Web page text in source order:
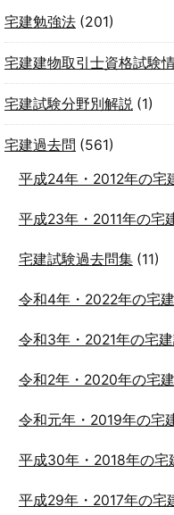
宅建勉強法 (201)
宅建建物取引士資格試験
宅建試験分野別解説 (1)
宅建過去問 (561)
平成24年・2012年の宅
平成23年・2011年の宅
宅建試験過去問集(11)
令和4年・2022年の宅
令和3年・2021年の宅
令和2年・2020年の宅
令和元年・2019年の宅
平成30年・2018年の宅
平成29年・2017年の宅